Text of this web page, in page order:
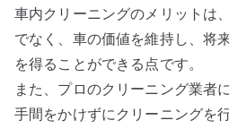
車内クリーニングのメリットは
でなく、車の価値を維持し、将
を得ることができる点です。
また、プロのクリーニング業者
手間をかけずにクリーニングを